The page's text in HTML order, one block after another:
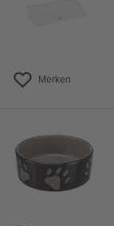
Merken